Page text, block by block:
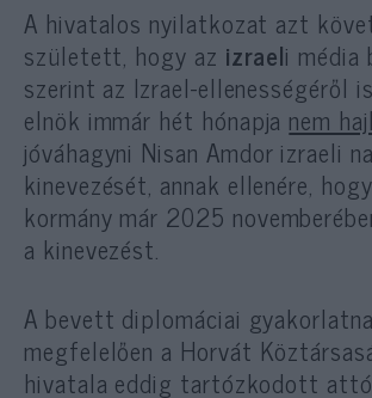
A hivatalos nyilatkozat azt
született, hogy az izraeli média
szerint az Izrael-ellenességéről
elnök immár hét hónapja nem
jóváhagyni Nisan Amdor izraeli
kinevezését, annak ellenére,
kormány már 2025
a kinevezést.
A bevett diplomáciai
megfelelően a Horvát
hivatala eddig tartózkodott